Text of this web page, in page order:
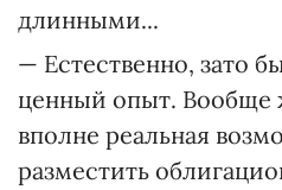
длинными...
— Естественно, зато
ценный опыт. Вообще
вполне реальная
разместить